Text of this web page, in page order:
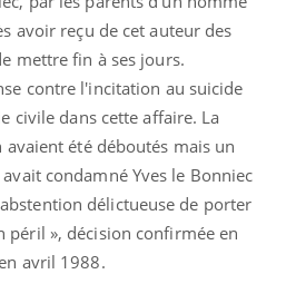
avoir reçu de cet auteur des
mettre fin à ses jours.
contre l'incitation au suicide
civile dans cette affaire. La
été déboutés mais un
condamné Yves le Bonniec
délictueuse de porter
péril », décision confirmée en
avril 1988.